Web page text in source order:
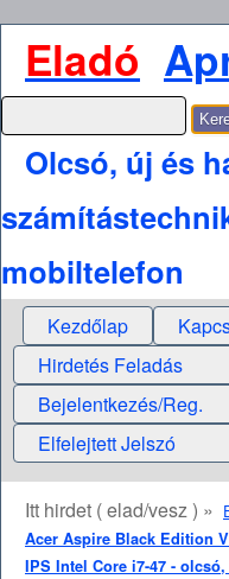
Eladó
Olcsó, új és
mobiltelefon
Kezdőlap
Hirdetés Feladás
Bejelentkezés/Reg.
Elfelejtett Jelszó
Itt hirdet ( elad/vesz ) »
Acer Aspire Black Edition
IPS Intel Core i7-47 -